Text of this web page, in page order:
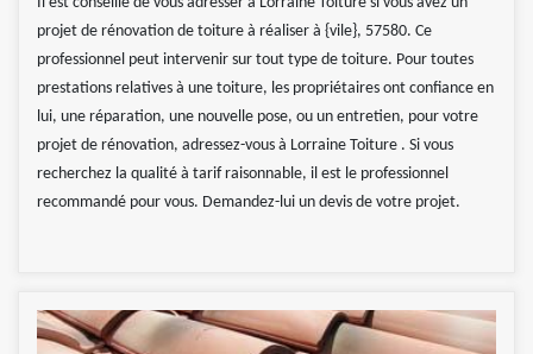
projet de rénovation de toiture à réaliser à {vile}, 57580. Ce
professionnel peut intervenir sur tout type de toiture. Pour toutes
prestations relatives à une toiture, les propriétaires ont confiance en
lui, une réparation, une nouvelle pose, ou un entretien, pour votre
projet de rénovation, adressez-vous à Lorraine Toiture . Si vous
recherchez la qualité à tarif raisonnable, il est le professionnel
recommandé pour vous. Demandez-lui un devis de votre projet.